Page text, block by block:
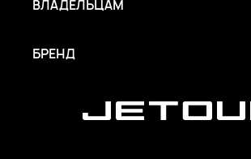
ВЛАДЕЛЬЦАМ
БРЕНД